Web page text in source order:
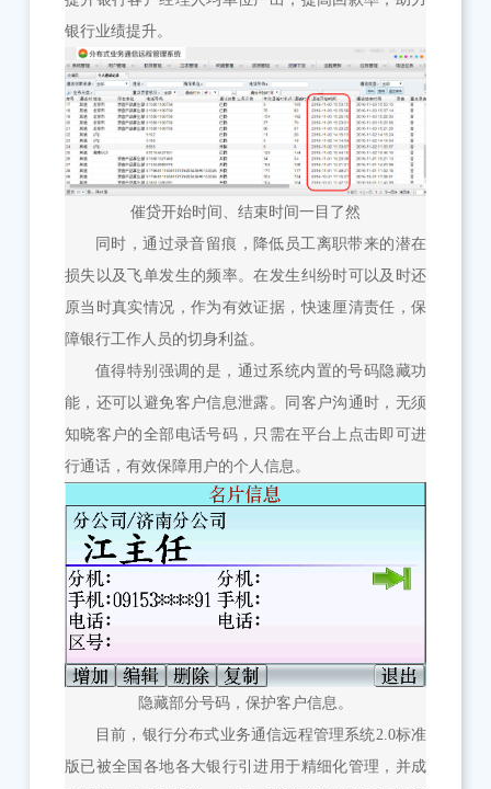
银行业绩提升。
催贷开始时间、结束时间一目了然
同时，通过录音留痕，降低员工离职带来的潜在
损失以及飞单发生的频率。在发生纠纷时可以及时还
原当时真实情况，作为有效证据，快速厘清责任，保
障银行工作人员的切身利益。
值得特别强调的是，通过系统内置的号码隐藏功
能，还可以避免客户信息泄露。同客户沟通时，无须
知晓客户的全部电话号码，只需在平台上点击即可进
行通话，有效保障用户的个人信息。
隐藏部分号码，保护客户信息。
目前，银行分布式业务通信远程管理系统2.0标准
版已被全国各地各大银行引进用于精细化管理，并成